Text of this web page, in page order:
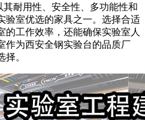
耐用性、安全性、多功能性和
验室优选的家具之一。选择合适
的工作效率，还能确保实验室人
作为西安全钢实验台的品质厂
。